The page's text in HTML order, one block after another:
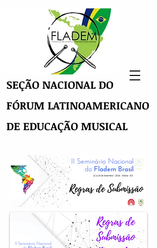
SEÇÃO NACIONAL DO
FÓRUM LATINOAMERICANO
DE EDUCAÇÃO MUSICAL